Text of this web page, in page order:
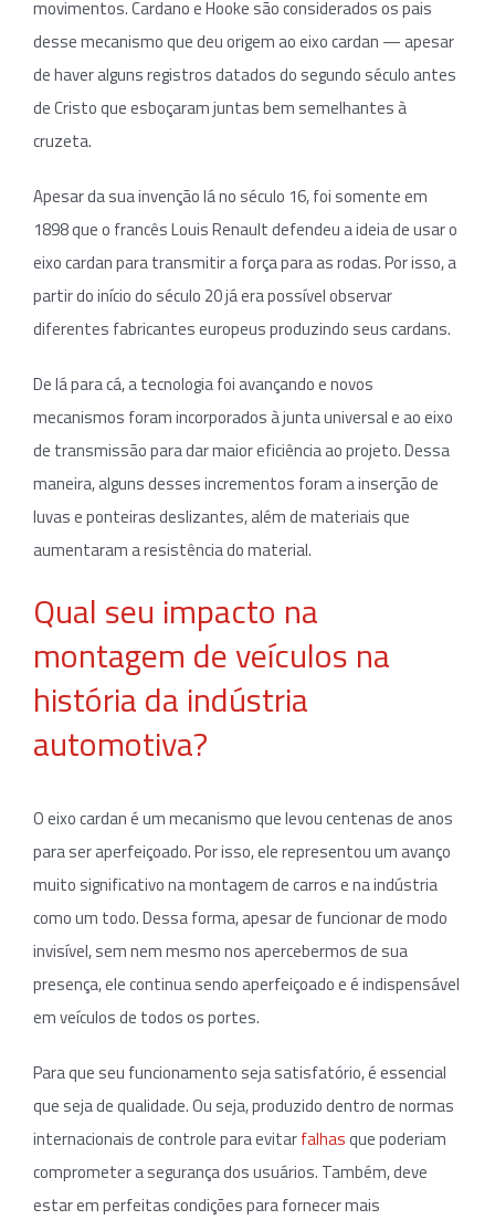
movimentos. Cardano e Hooke são considerados os pais
desse mecanismo que deu origem ao eixo cardan — apesar
de haver alguns registros datados do segundo século antes
de Cristo que esboçaram juntas bem semelhantes à
cruzeta.
Apesar da sua invenção lá no século 16, foi somente em
1898 que o francês Louis Renault defendeu a ideia de usar o
eixo cardan para transmitir a força para as rodas. Por isso, a
partir do início do século 20 já era possível observar
diferentes fabricantes europeus produzindo seus cardans.
De lá para cá, a tecnologia foi avançando e novos
mecanismos foram incorporados à junta universal e ao eixo
de transmissão para dar maior eficiência ao projeto. Dessa
maneira, alguns desses incrementos foram a inserção de
luvas e ponteiras deslizantes, além de materiais que
aumentaram a resistência do material.
Qual seu impacto na
montagem de veículos na
história da indústria
automotiva?
O eixo cardan é um mecanismo que levou centenas de anos
para ser aperfeiçoado. Por isso, ele representou um avanço
muito significativo na montagem de carros e na indústria
como um todo. Dessa forma, apesar de funcionar de modo
invisível, sem nem mesmo nos apercebermos de sua
presença, ele continua sendo aperfeiçoado e é indispensável
em veículos de todos os portes.
Para que seu funcionamento seja satisfatório, é essencial
que seja de qualidade. Ou seja, produzido dentro de normas
internacionais de controle para evitarfalhasque poderiam
comprometer a segurança dos usuários. Também, deve
estar em perfeitas condições para fornecer mais